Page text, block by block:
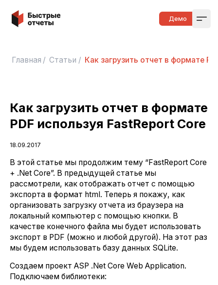
Быстрые отчеты Демо
Главная / Статьи / Как загрузить отчет в формате
Как загрузить отчет в формате
PDF используя FastReport Core
18.09.2017
В этой статье мы продолжим тему “FastReport Core
+ .Net Core”. В предыдущей статье мы
рассмотрели, как отображать отчет с помощью
экспорта в формат html. Теперь я покажу, как
организовать загрузку отчета из браузера на
локальный компьютер с помощью кнопки. В
качестве конечного файла мы будет использовать
экспорт в PDF (можно и любой другой). На этот раз
мы будем использовать базу данных SQLite.
Создаем проект ASP .Net Core Web Application.
Подключаем библиотеки: